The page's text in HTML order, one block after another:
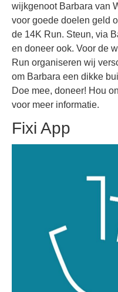
wijkgenoot Barbara van
voor goede doelen geld
de 14K Run. Steun, via
en doneer ook. Voor de
Run organiseren wij
om Barbara een dikke
Doe mee, doneer! Hou
voor meer informatie.
Fixi App